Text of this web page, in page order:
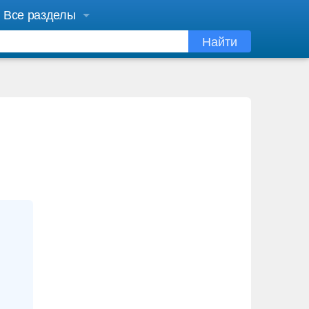
Все разделы
Найти